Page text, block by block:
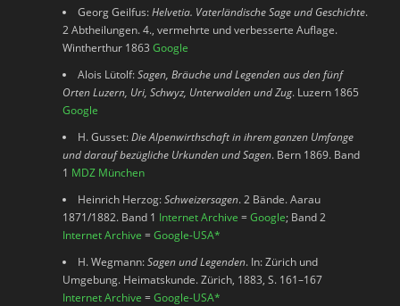
Georg Geilfus:Helvetia. Vaterländische Sage und Geschichte.
2 Abtheilungen. 4., vermehrte und verbesserte Auflage.
Wintherthur 1863Google
Alois Lütolf:Sagen, Bräuche und Legenden aus den fünf
Orten Luzern, Uri, Schwyz, Unterwalden und Zug. Luzern 1865
Google
H. Gusset:Die Alpenwirthschaft in ihrem ganzen Umfange
und darauf bezügliche Urkunden und Sagen. Bern 1869. Band
1 MDZ München
Heinrich Herzog:Schweizersagen. 2 Bände. Aarau
1871/1882. Band 1 Internet Archive =Google; Band 2
Internet Archive =Google-USA*
H. Wegmann:Sagen und Legenden. In: Zürich und
Umgebung. Heimatskunde. Zürich, 1883, S. 161–167
Internet Archive =Google-USA*